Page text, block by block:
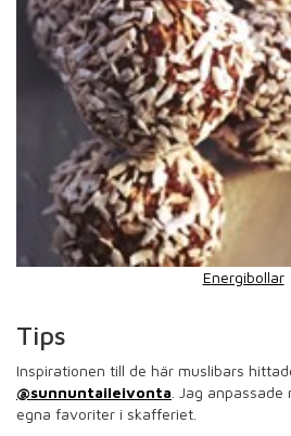
Energibollar
Tips
Inspirationen till de här muslibars
@sunnuntaileivonta . Jag
egna favoriter i skafferiet.